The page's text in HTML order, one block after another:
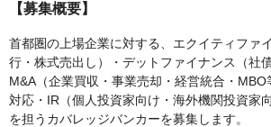
【募集概要】
首都圏の上場企業に対する、エクイティファ
行・株式売出し）・デットファイナンス（社
M&A（企業買収・事業売却・経営統合・MBO
対応・IR（個人投資家向け・海外機関投資家
を担うカバレッジバンカーを募集します。